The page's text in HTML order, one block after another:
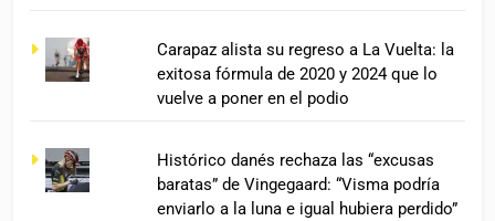
Carapaz alista su regreso a La Vuelta: la
exitosa fórmula de 2020 y 2024 que lo
vuelve a poner en el podio
Histórico danés rechaza las “excusas
baratas” de Vingegaard: “Visma podría
enviarlo a la luna e igual hubiera perdido”